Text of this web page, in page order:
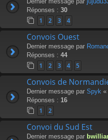
Réponses : 30
1 2 3 4
Convois Ouest
Dernier message par
Réponses : 44
1 2 3 4 5
Convois de
Dernier message par Spyk «
Réponses : 16
1 2
Convoi du Sud Est
Dernier message par